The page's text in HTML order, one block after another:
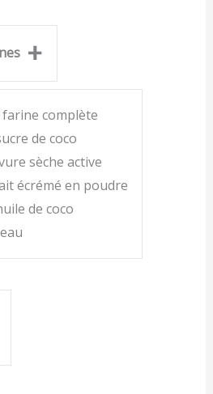
+
complète
de coco
sèche active
écrémé en poudre
de coco